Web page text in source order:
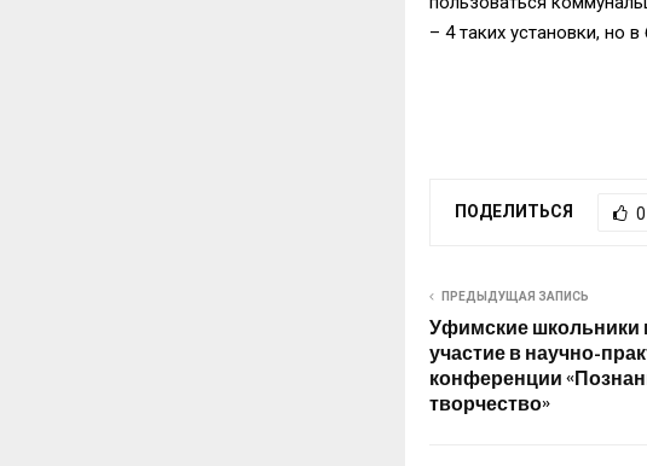
– 4 таких установки, но
ПОДЕЛИТЬСЯ 0
ПРЕДЫДУЩАЯ ЗАПИСЬ
Уфимские школьники
участие в научно-
конференции
творчество»